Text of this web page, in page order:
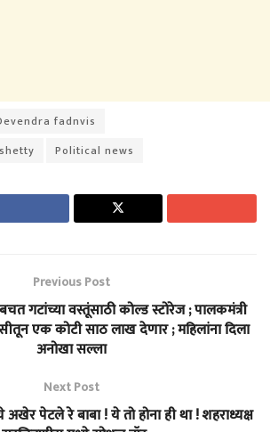
fadnvis
Political news
Previous Post
गटांच्या वस्तूंसाठी कोल्ड स्टोरेज ; पालकमंत्री
एक कोटी साठ लाख देणार ; महिलांना दिला
अनोखा सल्ला
Next Post
पेटले रे बाबा ! ये तो होना ही था ! शहराध्यक्ष